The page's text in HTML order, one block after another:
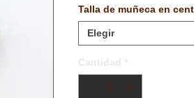
Talla de muñeca en
Elegir